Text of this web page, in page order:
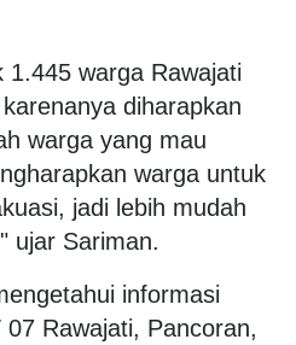
1.445 warga Rawajati
diharapkan
warga yang mau
warga untuk
jadi lebih mudah
ujar Sariman.
informasi
Rawajati, Pancoran,